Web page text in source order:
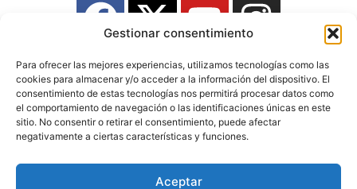
Gestionar consentimiento
Para ofrecer las mejores experiencias, utilizamos tecnologías como las
cookies para almacenar y/o acceder a la información del dispositivo. El
consentimiento de estas tecnologías nos permitirá procesar datos como
el comportamiento de navegación o las identificaciones únicas en este
sitio. No consentir o retirar el consentimiento, puede afectar
negativamente a ciertas características y funciones.
Aceptar